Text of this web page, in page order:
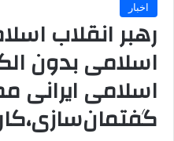
اخبار
رهبر انقلاب
اسلامی بدون
اسلامی